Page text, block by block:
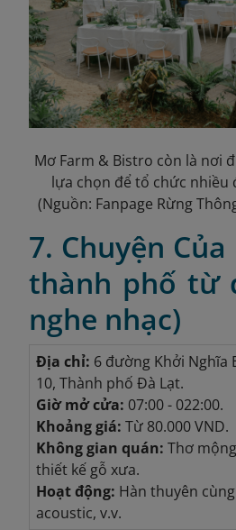
Mơ Farm & Bistro còn là nơi
lựa chọn để tổ chức nhiều
(Nguồn: Fanpage Rừng
7. Chuyện
thành phố từ
nghe nhạc)
Địa chỉ: 6 đường Khởi Nghĩa
10, Thành phố Đà Lạt.
Giờ mở cửa: 07:00 - 022:00.
Khoảng giá: Từ 80.000 VND.
Không gian quán: Thơ
thiết kế gỗ xưa.
Hoạt động: Hàn thuyên
acoustic, v.v.